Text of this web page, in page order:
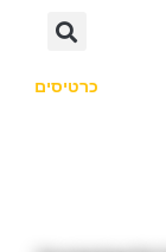
כרטיסים